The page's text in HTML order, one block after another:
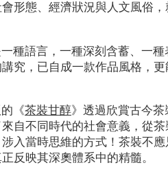
形態、經濟狀況與人文風俗
種語言，一種深刻含蓄、一種
究，已自成一款作品風格，
《茶裝甘醇》透過欣賞古今
自不同時代的社會意義，從
入當時思維的方式！茶裝不
反映其深奧體系中的精髓。